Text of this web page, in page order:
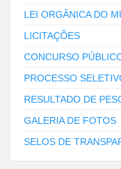
LEI ORGÂNICA DO
LICITAÇÕES
CONCURSO
PROCESSO
RESULTADO DE
GALERIA DE FOTOS
SELOS DE